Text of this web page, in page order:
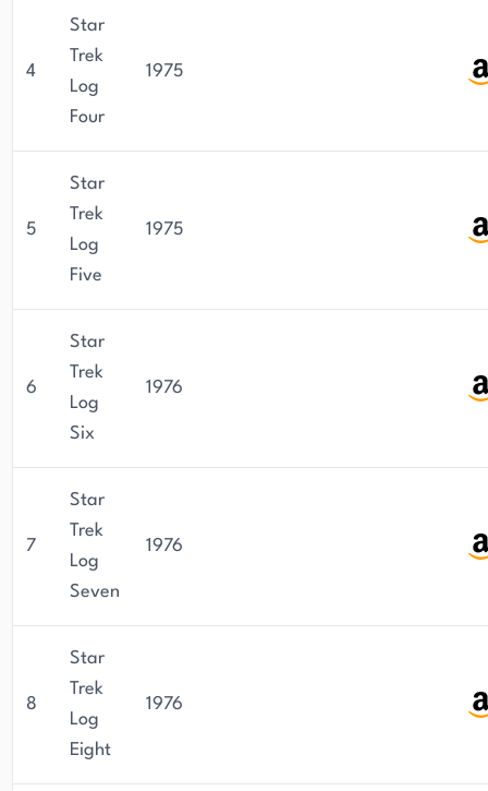
4
Star
Trek
Log
Four
1975
5
Star
Trek
Log
Five
1975
6
Star
Trek
Log
Six
1976
7
Star
Trek
Log
Seven
1976
8
Star
Trek
Log
Eight
1976